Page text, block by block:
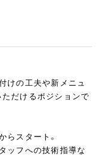
けの工夫や新メニュ
だけるポジションで
らスタート。
ッフへの技術指導な